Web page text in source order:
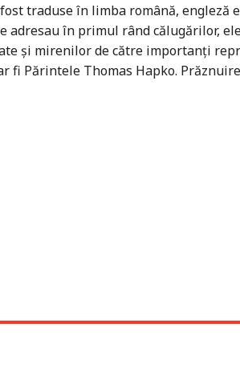
traduse în limba română, engleză
adresau în primul rând călugărilor,
şi mirenilor de către importanţi
fi Părintele Thomas Hapko.